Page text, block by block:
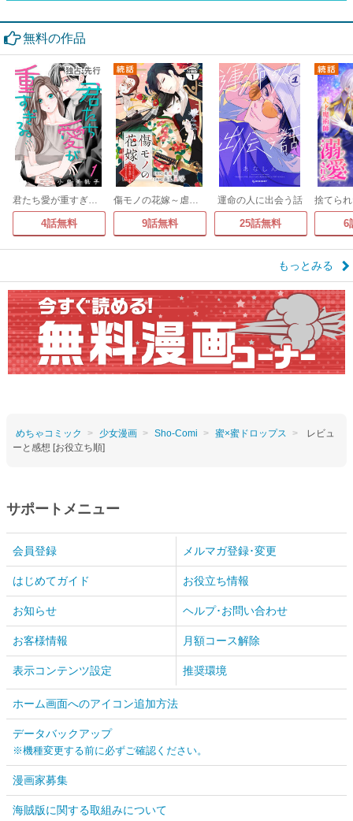
無料の作品
君たち愛が重すぎる。(話売り)
4話無料
傷モノの花嫁～虐げられた私が、皇國の鬼神に見初められた理由～ 分冊版
9話無料
運命の人に出会う話
25話無料 6
もっとみる
めちゃコミック 少女漫画 Sho-Comi 蜜×蜜ドロップス
レビュ
ーと感想 [お役立ち順]
サポートメニュー
会員登録 メルマガ登録･変更
はじめてガイド お役立ち情報
お知らせ ヘルプ･お問い合わせ
お客様情報 月額コース解除
表示コンテンツ設定 推奨環境
ホーム画面へのアイコン追加方法
データバックアップ
※機種変更する前に必ずご確認ください。
漫画家募集
海賊版に関する取組みについて